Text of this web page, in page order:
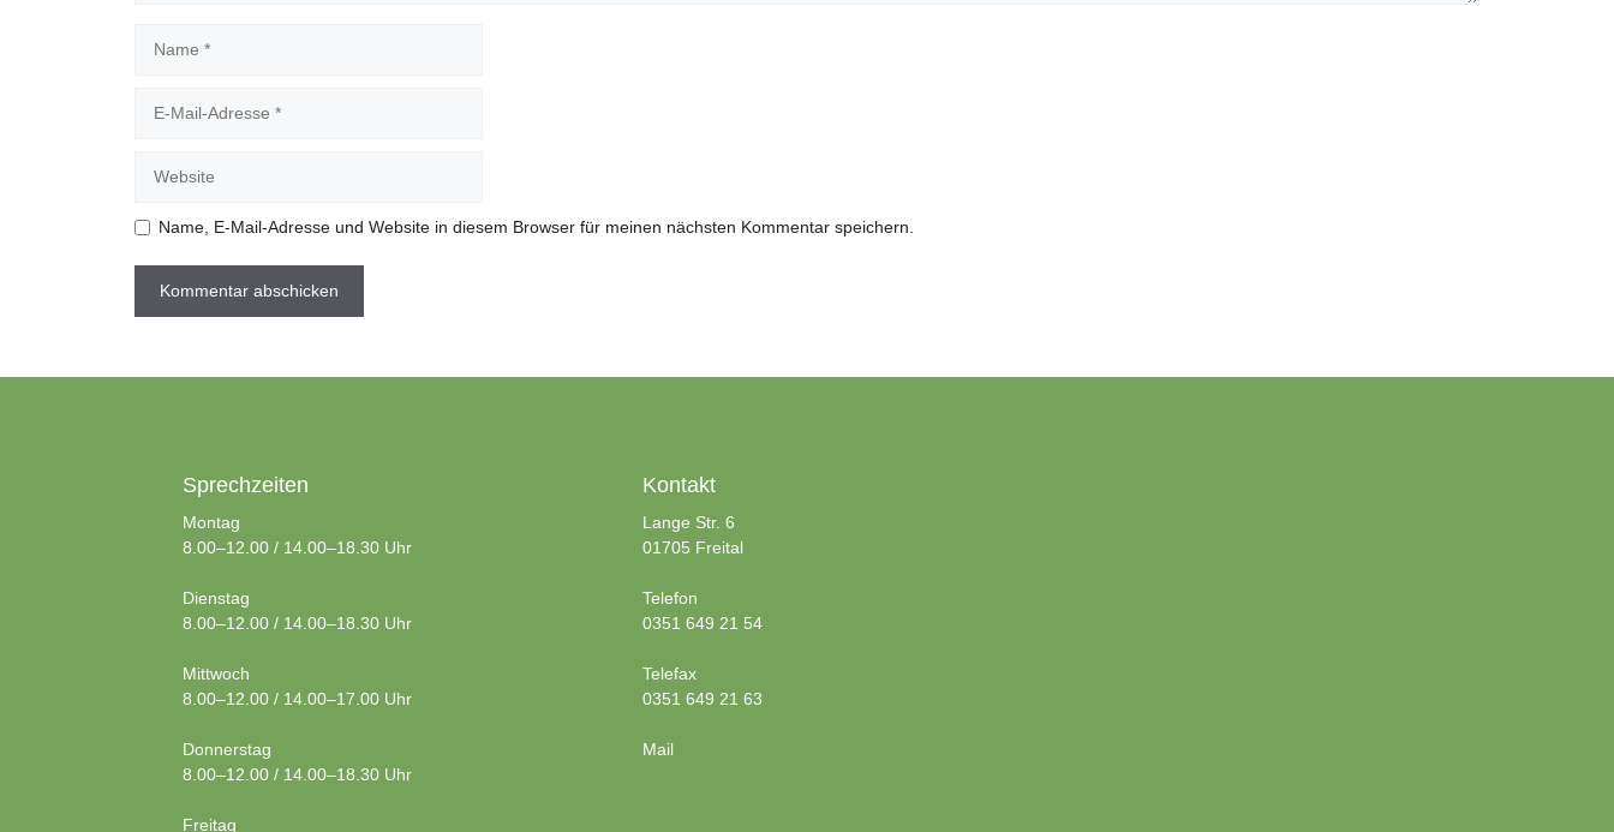
Mail-
Name, E-Mail-Adresse und Website in diesem Browser für meinen nächsten Kommentar speichern.
Sprechzeiten
Montag
8.00–12.00 / 14.00–18.30 Uhr
Dienstag
8.00–12.00 / 14.00–18.30 Uhr
Mittwoch
8.00–12.00 / 14.00–17.00 Uhr
Donnerstag
8.00–12.00 / 14.00–18.30 Uhr
Freitag
Kontakt
Lange Str. 6
01705 Freital
Telefon
0351 649 21 54
Telefax
0351 649 21 63
Mail